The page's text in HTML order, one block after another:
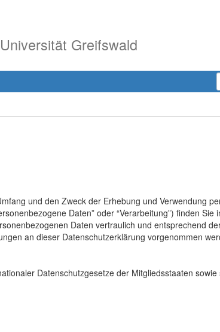
Universität Greifswald
und den Zweck der Erhebung und Verwendung
Daten” oder “Verarbeitung”) finden Sie
Daten vertraulich und entsprechend
an dieser Datenschutzerklärung vorgenommen
Datenschutzgesetze der Mitgliedsstaaten